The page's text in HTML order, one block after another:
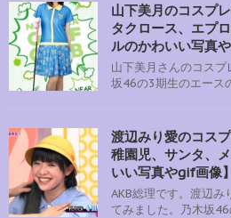
山下美月のコスプ
タクロース、エプ
ルのかわいい写真
山下美月さんのコス
坂46の3期生のエース
渡辺みり愛のコス
稚園児、サンタ、
いい写真やgif画像】
AKB総理です。渡辺み
てみました。乃木坂